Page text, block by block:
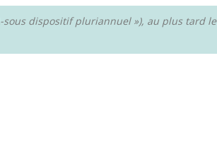
sous dispositif pluriannuel »), au plus tard le